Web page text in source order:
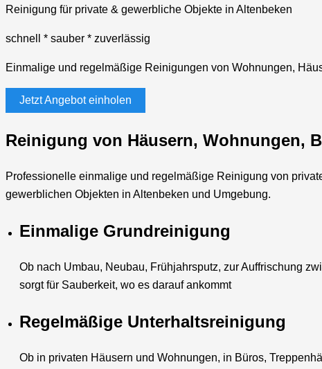
Reinigung für private & gewerbliche Objekte in Altenbeken
schnell * sauber * zuverlässig
Einmalige und regelmäßige Reinigungen von Wohnungen,
Jetzt Angebot einholen
Reinigung von Häusern, Wohnungen,
Professionelle einmalige und regelmäßige Reinigung von
gewerblichen Objekten in Altenbeken und Umgebung.
Einmalige Grundreinigung
Ob nach Umbau, Neubau, Frühjahrsputz, zur Auffrischung
sorgt für Sauberkeit, wo es darauf ankommt
Regelmäßige Unterhaltsreinigung
Ob in privaten Häusern und Wohnungen, in Büros,